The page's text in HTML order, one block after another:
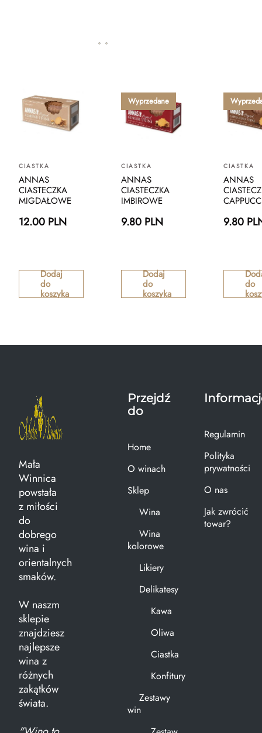
CIASTKA
ANNAS
CIASTECZKA
MIGDAŁOWE
12.00 PLN
Dodaj
do
koszyka
Wyprzedane
CIASTKA
ANNAS
CIASTECZKA
IMBIROWE
9.80 PLN
Dodaj
do
koszyka
CIASTKA
ANNAS
9.80
do
Mała
Winnica
powstała
z miłości
do
dobrego
wina i
orientalnych
smaków.
W naszm
sklepie
znajdziesz
najlepsze
wina z
różnych
zakątków
świata.
Przejdź
do
Home
O winach
Sklep
Wina
Wina
kolorowe
Likiery
Delikatesy
Kawa
Oliwa
Ciastka
Konfitury
Zestawy
win
Regulamin
Polityka
prywatności
O nas
Jak zwrócić
towar?